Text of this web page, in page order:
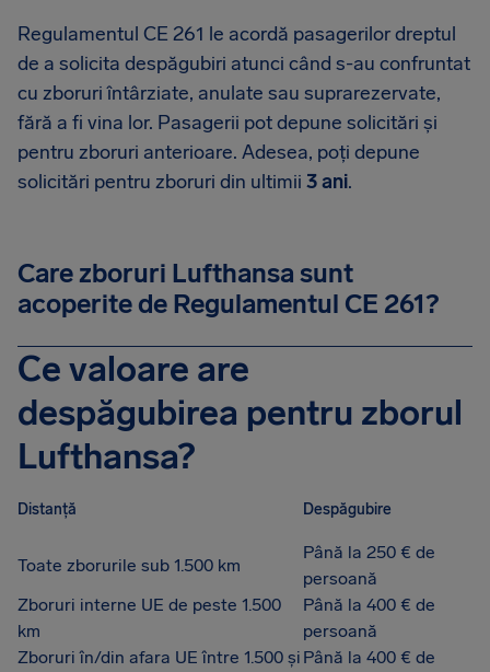
Regulamentul CE 261 le acordă pasagerilor dreptul
de a solicita despăgubiri atunci când s-au confruntat
cu zboruri întârziate, anulate sau suprarezervate,
fără a fi vina lor. Pasagerii pot depune solicitări și
pentru zboruri anterioare. Adesea, poți depune
solicitări pentru zboruri din ultimii 3 ani.
Care zboruri Lufthansa sunt
acoperite de Regulamentul CE 261?
Ce valoare are
despăgubirea pentru zborul
Lufthansa?
Distanță Despăgubire
Toate zborurile sub 1.500 km
Până la 250 € de
persoană
Zboruri interne UE de peste 1.500
km
Până la 400 € de
persoană
Zboruri în/din afara UE între 1.500 și Până la 400 € de